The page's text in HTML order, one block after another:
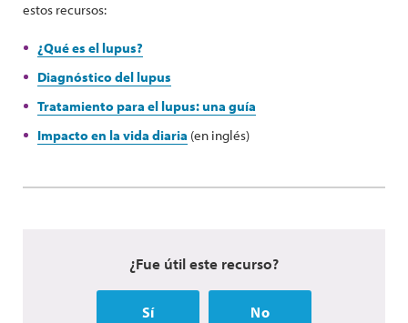
estos recursos:
¿Qué es el lupus?
Diagnóstico del lupus
Tratamiento para el lupus: una guía
Impacto en la vida diaria (en inglés)
¿Fue útil este recurso?
Sí No